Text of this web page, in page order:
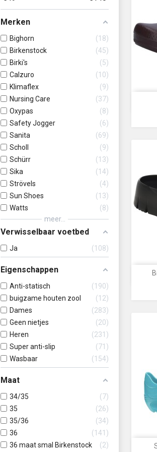
Merken
Bighorn
18
Birkenstock
45
Birki's
5
Calzuro
10
Klimaflex
9
Nursing Care
37
Oxypas
8
Safety Jogger
6
Sanita
69
Scholl
9
Schürr
13
Sika
14
Strövels
4
Sun Shoes
13
Watts
8
meer...
Verwisselbaar voetbed
Ja 108
Eigenschappen
Anti-statisch
190
buigzame houten zool
12
Dames
283
Geen nietjes
20
Heren
231
Super anti-slip
71
Wasbaar
154
Maat
34/35
7
35
26
35/36
34
36
141
36 maat smal Birkenstock
2